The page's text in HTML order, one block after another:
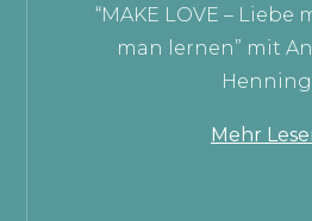
“MAKE LOVE – Liebe
man lernen” mit
Henning
Mehr